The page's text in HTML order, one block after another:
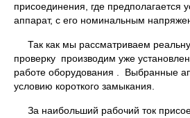
присоединения, где предполагается
аппарат, с его номинальным
Так как мы рассматриваем
проверку производим уже
работе оборудования . Выбранные
условию короткого замыкания.
За наибольший рабочий ток